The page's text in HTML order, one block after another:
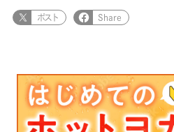
ポスト Share